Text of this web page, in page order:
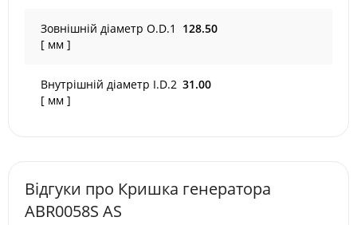
Зовнішній діаметр O.D.1
[ мм ]
128.50
Внутрішній діаметр I.D.2
[ мм ]
31.00
Відгуки про Кришка генератора
ABR0058S AS